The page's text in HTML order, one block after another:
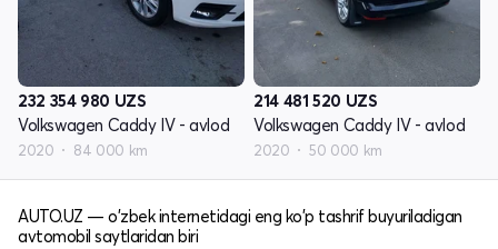
232 354 980 UZS
Volkswagen Caddy IV - avlod
2020 84 000 km
214 481 520 UZS
Volkswagen Caddy IV - avlod
2020 50 000 km
AUTO.UZ — o'zbek internetidagi eng ko'p tashrif buyuriladigan
avtomobil saytlaridan biri